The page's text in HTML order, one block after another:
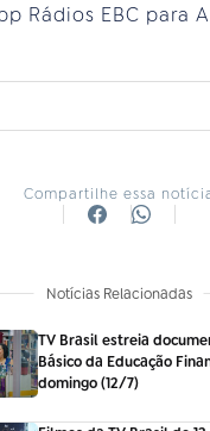
Rádios EBC para
Compartilhe essa
Notícias Relacionadas
TV Brasil estreia
Básico da Educação
domingo (12/7)